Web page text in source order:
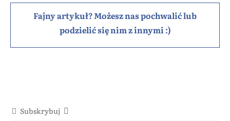
Fajny artykuł? Możesz nas pochwalić lub
podzielić się nim z innymi :)
Subskrybuj